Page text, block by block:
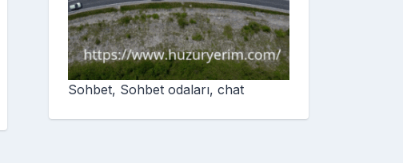
Sohbet, Sohbet odaları, chat